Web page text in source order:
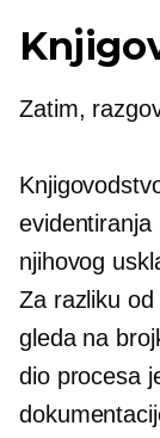
Zatim,
evidentiranja
njihovog
Za razliku
gleda na
dio procesa